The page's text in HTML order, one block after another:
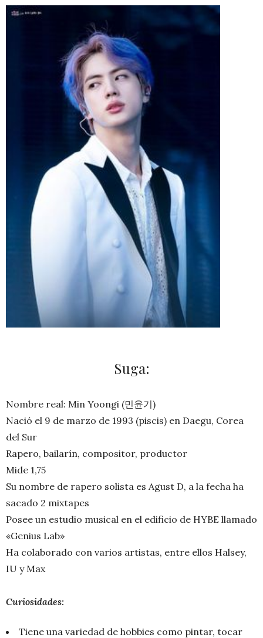
Suga:
Nombre real: Min Yoongi (민윤기)
Nació el 9 de marzo de 1993 (piscis) en Daegu, Corea
del Sur
Rapero, bailarín, compositor, productor
Mide 1,75
Su nombre de rapero solista es Agust D, a la fecha ha
sacado 2 mixtapes
Posee un estudio musical en el edificio de HYBE llamado
«Genius Lab»
Ha colaborado con varios artistas, entre ellos Halsey,
IU y Max
Curiosidades:
Tiene una variedad de hobbies como pintar, tocar